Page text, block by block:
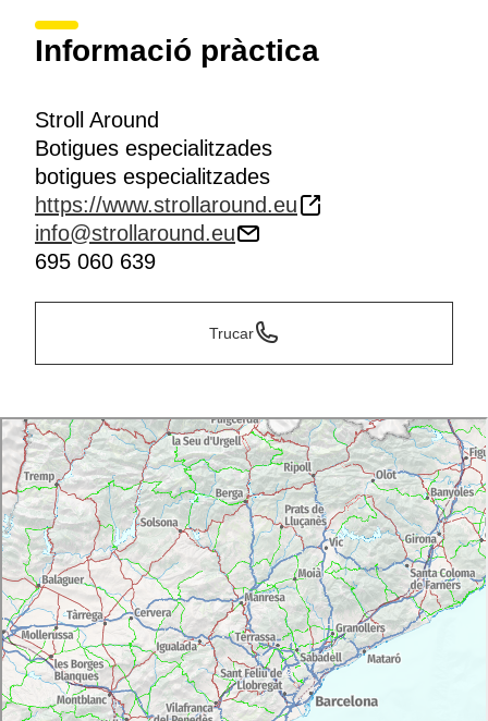
Informació pràctica
Stroll Around
Botigues especialitzades
botigues especialitzades
https://www.strollaround.eu
info@strollaround.eu
695 060 639
Trucar